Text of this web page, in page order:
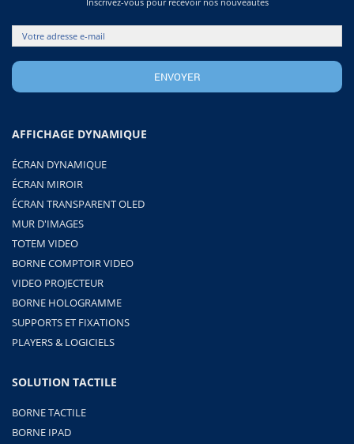
AFFICHAGE DYNAMIQUE
ÉCRAN DYNAMIQUE
ÉCRAN MIROIR
ÉCRAN TRANSPARENT OLED
MUR D'IMAGES
TOTEM VIDEO
BORNE COMPTOIR VIDEO
VIDEO PROJECTEUR
BORNE HOLOGRAMME
SUPPORTS ET FIXATIONS
PLAYERS & LOGICIELS
SOLUTION TACTILE
BORNE TACTILE
BORNE IPAD